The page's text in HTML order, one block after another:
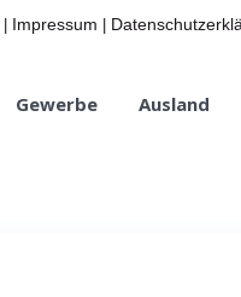
Impressum
Gewerbe Ausland